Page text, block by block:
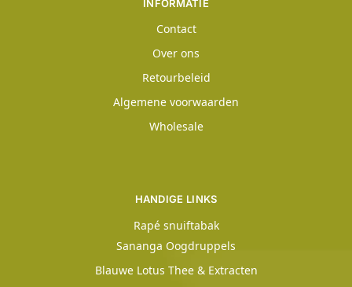
INFORMATIE
Contact
Over ons
Retourbeleid
Algemene voorwaarden
Wholesale
HANDIGE LINKS
Rapé snuiftabak
Sananga Oogdruppels
Blauwe Lotus Thee & Extracten